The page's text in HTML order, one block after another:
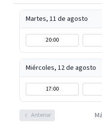
Martes, 11 de agosto
20:00
Miércoles, 12 de agosto
17:00
Anterior